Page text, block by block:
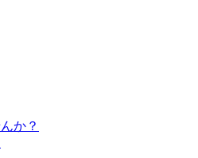
か？